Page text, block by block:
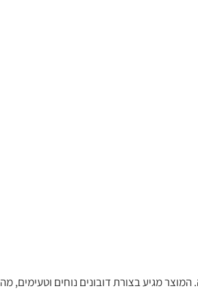
המוצר מגיע בצורת דובונים נוחים וטעימים, מה